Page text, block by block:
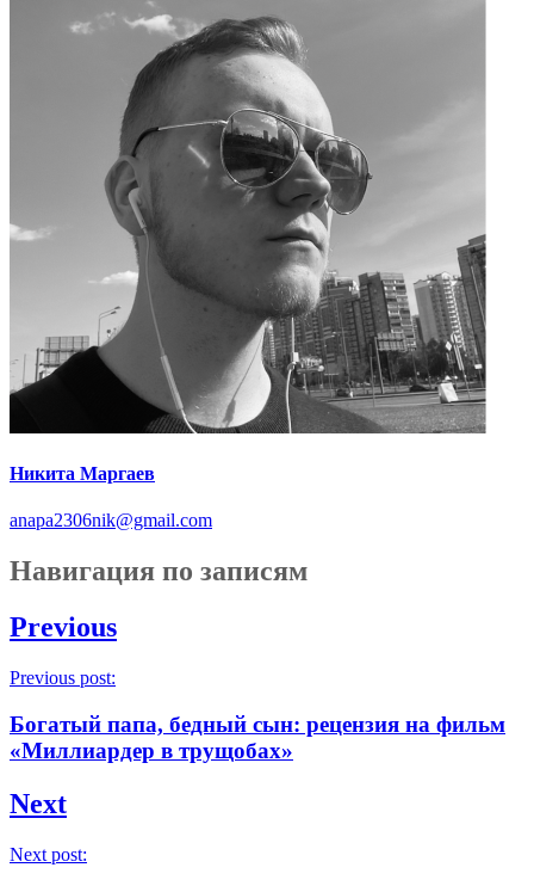
Никита Маргаев
anapa2306nik@gmail.com
Навигация по записям
Previous
Previous post:
Богатый папа, бедный сын: рецензия на фильм
«Миллиардер в трущобах»
Next
Next post: